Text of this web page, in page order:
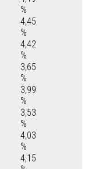
%
4,45
%
4,42
%
3,65
%
3,99
%
3,53
%
4,03
%
4,15